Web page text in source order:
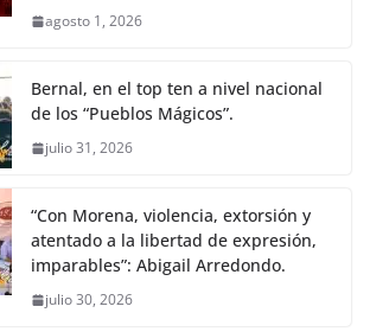
agosto 1, 2026
Bernal, en el top ten a nivel nacional
de los “Pueblos Mágicos”.
julio 31, 2026
“Con Morena, violencia, extorsión y
atentado a la libertad de expresión,
imparables”: Abigail Arredondo.
julio 30, 2026